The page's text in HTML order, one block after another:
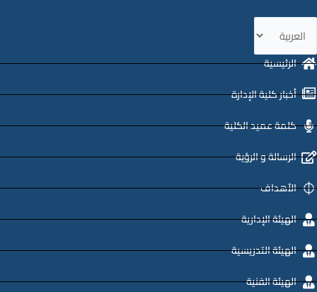
لغة
الرئيسية
أخبار كلية الإدارة
كلمة عميد الكلية
الرسالة و الرؤية
الأهداف
الهيئة الإدارية
الهيئة التدريسية
الهيئة الفنية